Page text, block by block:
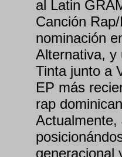
al Latin
Canción
nominación
Alternativa, y
Tinta junto a
EP más
rap
Actualmente,
generacional